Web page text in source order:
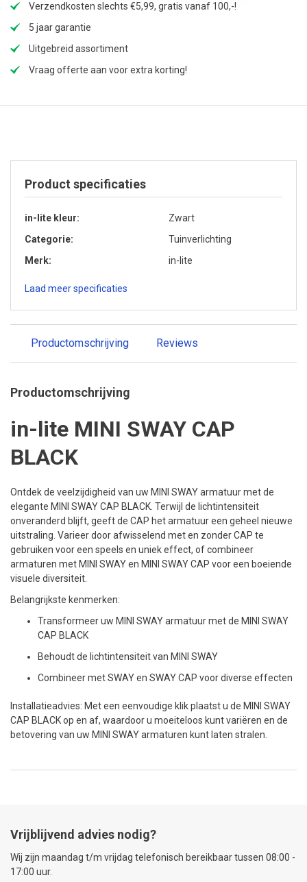
Verzendkosten slechts €5,99, gratis vanaf 100,-!
5 jaar garantie
Uitgebreid assortiment
Vraag offerte aan voor extra korting!
Productomschrijving Reviews
Productomschrijving
in-lite MINI SWAY CAP
BLACK
Ontdek de veelzijdigheid van uw MINI SWAY armatuur met de
elegante MINI SWAY CAP BLACK. Terwijl de lichtintensiteit
onveranderd blijft, geeft de CAP het armatuur een geheel nieuwe
uitstraling. Varieer door afwisselend met en zonder CAP te
gebruiken voor een speels en uniek effect, of combineer
armaturen met MINI SWAY en MINI SWAY CAP voor een boeiende
visuele diversiteit.
Belangrijkste kenmerken:
Transformeer uw MINI SWAY armatuur met de MINI SWAY
CAP BLACK
Behoudt de lichtintensiteit van MINI SWAY
Combineer met SWAY en SWAY CAP voor diverse effecten
Installatieadvies: Met een eenvoudige klik plaatst u de MINI SWAY
CAP BLACK op en af, waardoor u moeiteloos kunt variëren en de
betovering van uw MINI SWAY armaturen kunt laten stralen.
Product specificaties
in-lite kleur
Zwart
Categorie
Tuinverlichting
Merk
in-lite
Laad meer specificaties
Vrijblijvend advies nodig?
Wij zijn maandag t/m vrijdag telefonisch bereikbaar tussen 08:00 -
17:00 uur.